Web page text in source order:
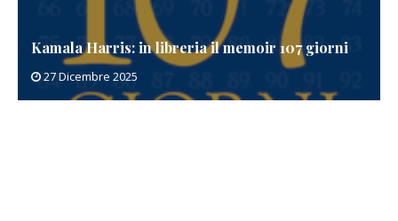
il memoir 107 giorni Patricia Cornwell in